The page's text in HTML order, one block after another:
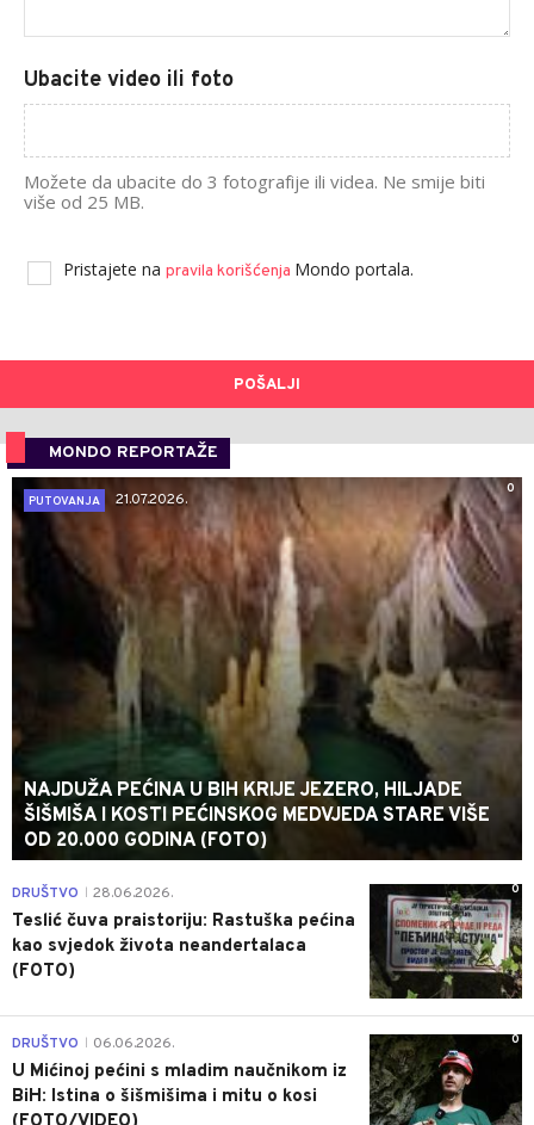
Ubacite video ili foto
Možete da ubacite do 3 fotografije ili videa. Ne smije biti
više od 25 MB.
Pristajete na pravila korišćenja Mondo portala.
POŠALJI
MONDO REPORTAŽE
0
PUTOVANJA
21.07.2026.
NAJDUŽA PEĆINA U BIH KRIJE JEZERO, HILJADE
ŠIŠMIŠA I KOSTI PEĆINSKOG MEDVJEDA STARE VIŠE
OD 20.000 GODINA (FOTO)
0
DRUŠTVO 28.06.2026.
Teslić čuva praistoriju: Rastuška pećina
kao svjedok života neandertalaca
(FOTO)
0
DRUŠTVO 06.06.2026.
U Mićinoj pećini s mladim naučnikom iz
BiH: Istina o šišmišima i mitu o kosi